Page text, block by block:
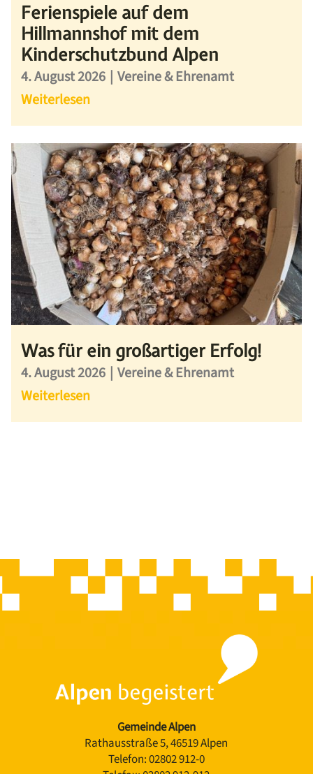
Ferienspiele auf dem
Hillmannshof mit dem
Kinderschutzbund Alpen
4. August 2026 | Vereine & Ehrenamt
Weiterlesen
Was für ein großartiger Erfolg!
4. August 2026 | Vereine & Ehrenamt
Weiterlesen
Gemeinde Alpen
Rathausstraße 5, 46519 Alpen
Telefon:02802 912-0